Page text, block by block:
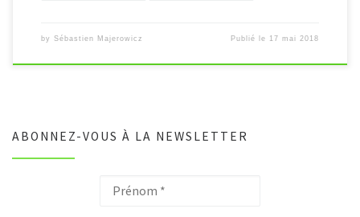
by Sébastien Majerowicz Publié le 17 mai 2018
ABONNEZ-VOUS À LA NEWSLETTER